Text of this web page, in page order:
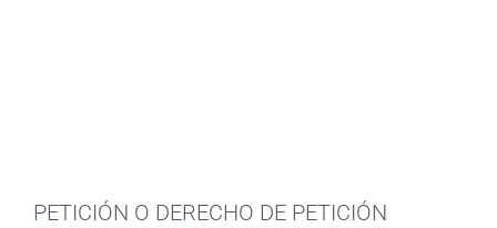
PETICIÓN O DERECHO DE PETICIÓN